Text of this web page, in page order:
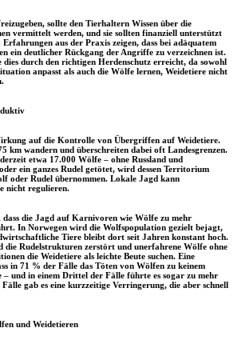
sollte den Tierhaltern Wissen über die
vermittelt werden, und sie sollten finanziell unterstützt
Erfahrungen aus der Praxis zeigen, dass bei adäquatem
ein deutlicher Rückgang der Angriffe zu verzeichnen ist.
durch den richtigen Herdenschutz erreicht, da sowohl
anpasst als auch die Wölfe lernen, Weidetiere nicht
auf die Kontrolle von Übergriffen auf Weidetiere.
km wandern und überschreiten dabei oft Landesgrenzen.
etwa 17.000 Wölfe – ohne Russland und
ein ganzes Rudel getötet, wird dessen Territorium
oder Rudel übernommen. Lokale Jagd kann
nicht regulieren.
dass die Jagd auf Karnivoren wie Wölfe zu mehr
In Norwegen wird die Wolfspopulation gezielt bejagt,
Tiere bleibt dort seit Jahren konstant hoch.
die Rudelstrukturen zerstört und unerfahrene Wölfe ohne
die Weidetiere als leichte Beute suchen. Eine
in 71 % der Fälle das Töten von Wölfen zu keinem
und in einem Drittel der Fälle führte es sogar zu mehr
gab es eine kurzzeitige Verringerung, die aber schnell
und Weidetieren